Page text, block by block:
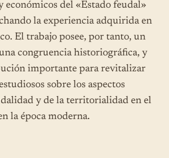
económicos del «Estado feudal»
la experiencia adquirida en
El trabajo posee, por tanto, un
congruencia historiográfica, y
importante para revitalizar
sobre los aspectos
y de la territorialidad en el
la época moderna.